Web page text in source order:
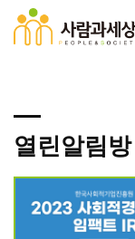
열린알림방